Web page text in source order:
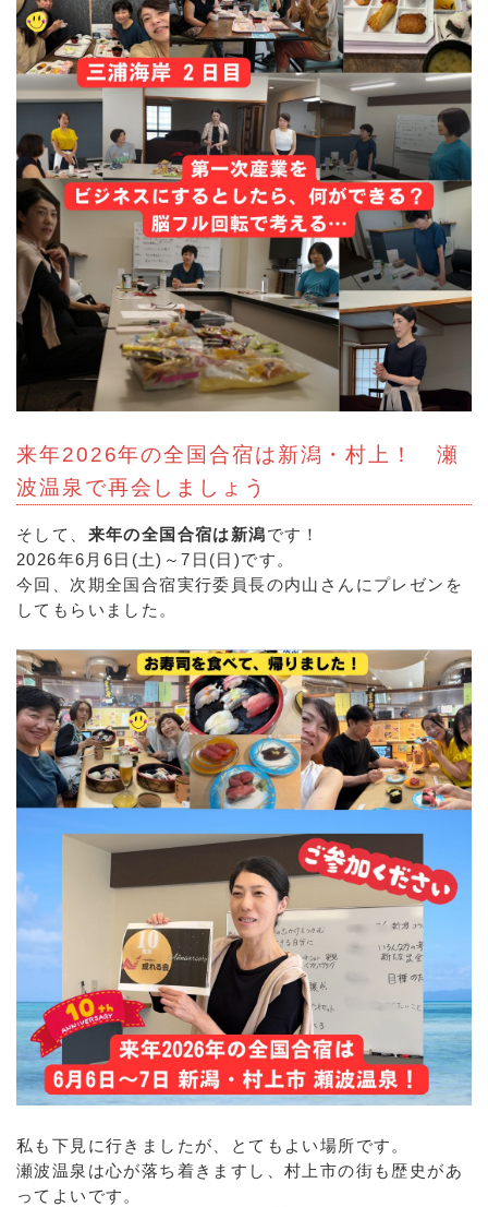
来年2026年の全国合宿は新潟・村上！ 瀬
波温泉で再会しましょう
そして、 来年の全国合宿は新潟です！
2026年6月6日(土)～7日(日)です。
今回、次期全国合宿実行委員長の内山さんにプレゼンを
してもらいました。
私も下見に行きましたが、とてもよい場所です。
瀬波温泉は心が落ち着きますし、村上市の街も歴史があ
ってよいです。